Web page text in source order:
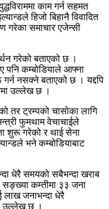
काम गर्न सहमत
हिजो बिहानै विवादित
गरेका समाचार एजेन्सी
गरेको बताएको छ ।
पनि कम्बोडियाले आफ्ना
गर्न नसक्ने बताएको छ । यद्दपि
उल्लेख छ ।
तर ट्रम्पको चासोका लागि
फुमथाम वेचाचाईले
शुरू गरेको र थाई सेना
भने कम्बोडियाबाट
धेरै समयको सबैभन्दा खराब
सङ्ख्या कम्तीमा ३३ जना
लाख जनाभन्दा धेरै
उल्लेख छ ।